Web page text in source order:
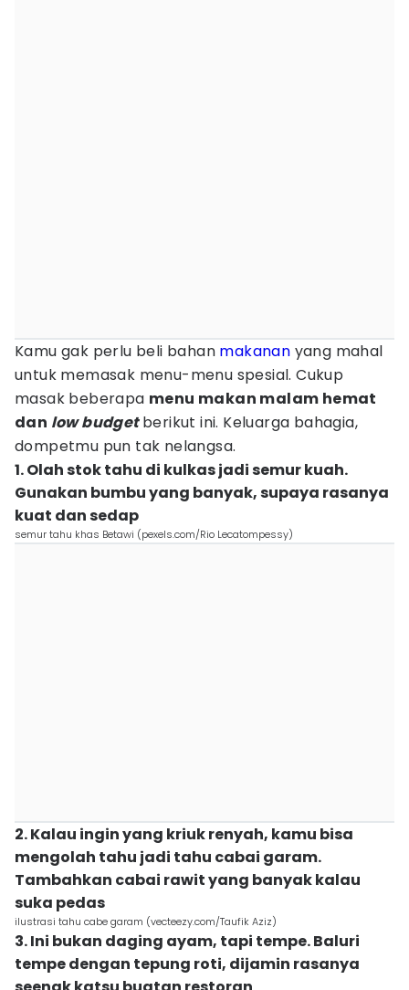
Kamu gak perlu beli bahan makanan yang mahal
untuk memasak menu-menu spesial. Cukup
masak beberapa menu makan malam hemat
dan low budgetberikut ini. Keluarga bahagia,
dompetmu pun tak nelangsa.
1. Olah stok tahu di kulkas jadi semur kuah.
Gunakan bumbu yang banyak, supaya rasanya
kuat dan sedap
semur tahu khas Betawi (pexels.com/Rio Lecatompessy)
2. Kalau ingin yang kriuk renyah, kamu bisa
mengolah tahu jadi tahu cabai garam.
Tambahkan cabai rawit yang banyak kalau
suka pedas
ilustrasi tahu cabe garam (vecteezy.com/Taufik Aziz)
3. Ini bukan daging ayam, tapi tempe. Baluri
tempe dengan tepung roti, dijamin rasanya